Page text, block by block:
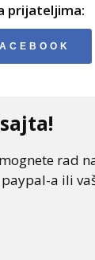
prijateljima:
rad
a ili